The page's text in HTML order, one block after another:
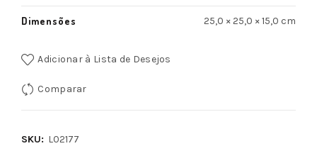
Dimensões 25,0 × 25,0 × 15,0 cm
Adicionar à Lista de Desejos
Comparar
SKU: L02177